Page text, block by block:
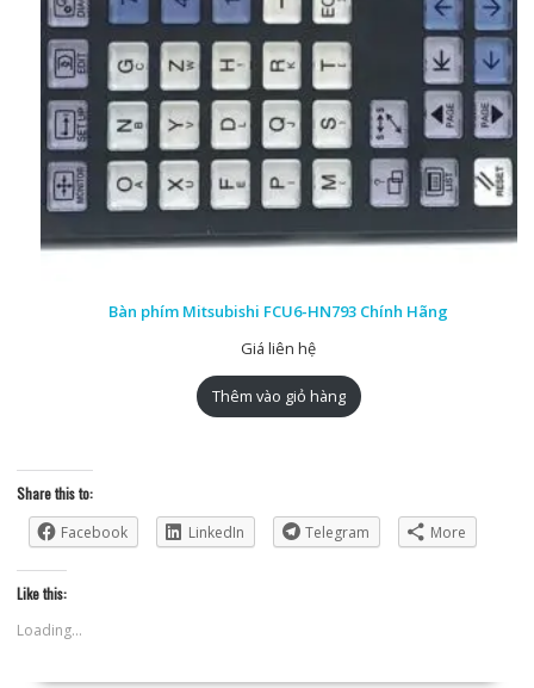
Bàn phím Mitsubishi FCU6-HN793 Chính Hãng
Giá liên hệ
Thêm vào giỏ hàng
Share this to:
Facebook
LinkedIn Telegram More
Like this:
Loading...